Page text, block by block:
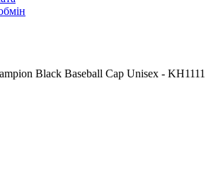
Black Baseball Cap Unisex - KH1111